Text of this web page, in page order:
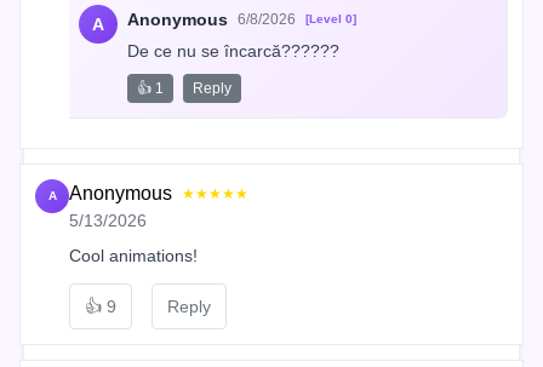
A Anonymous 6/8/2026 [Level 0]
De ce nu se încarcă??????
👍 1 Reply
A Anonymous ★★★★★
5/13/2026
Cool animations!
👍 9 Reply